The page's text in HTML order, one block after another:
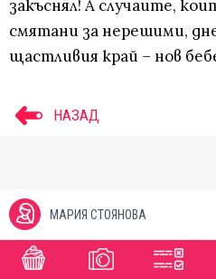
закъснял! А случаите,
смятани за нерешими,
щастливия край – нов
НАЗАД
МАРИЯ СТОЯНОВА